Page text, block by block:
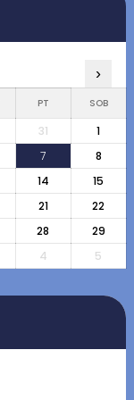
›
PT SOB
31
1
7
8
14
15
21
22
28
29
4 5